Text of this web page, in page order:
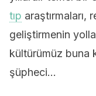
tıp araştırmaları,
geliştirmenin
kültürümüz buna
şüpheci…